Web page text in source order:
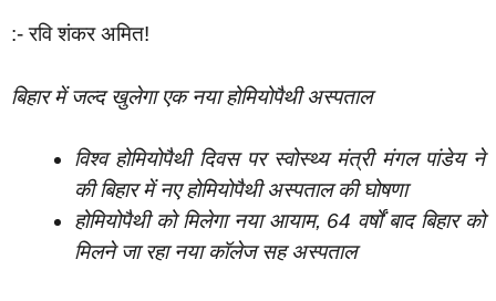
:- रवि शंकर अमित!
बिहार में जल्द खुलेगा एक नया होमियोपैथी अस्पताल
विश्व होमियोपैथी दिवस पर स्वोस्थ्य मंत्री मंगल पांडेय ने
की बिहार में नए होमियोपैथी अस्पताल की घोषणा
होमियोपैथी को मिलेगा नया आयाम, 64 वर्षों बाद बिहार को
मिलने जा रहा नया कॉलेज सह अस्पताल